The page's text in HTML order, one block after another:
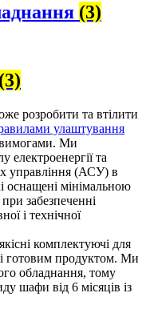
(3)
(3)
розробити та втілити
улаштування
Ми
електроенергії та
управління (АСУ) в
оснащені мінімальною
забезпеченні
і технічної
комплектуючі для
готовим продуктом. Ми
обладнання, тому
шафи від 6 місяців із